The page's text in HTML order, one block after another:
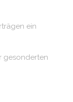
ein
gesonderten